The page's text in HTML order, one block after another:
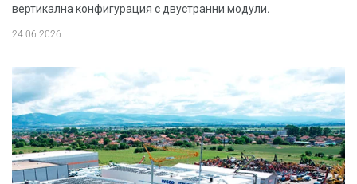
вертикална конфигурация с двустранни модули.
24.06.2026